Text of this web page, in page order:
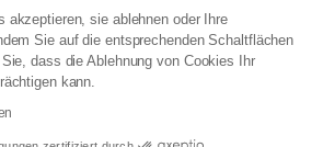
akzeptieren, sie ablehnen oder Ihre
Sie auf die entsprechenden Schaltflächen
dass die Ablehnung von Cookies Ihr
kann.
Treueprogramm
für Geschäftskunden
zur Barrierefreiheit